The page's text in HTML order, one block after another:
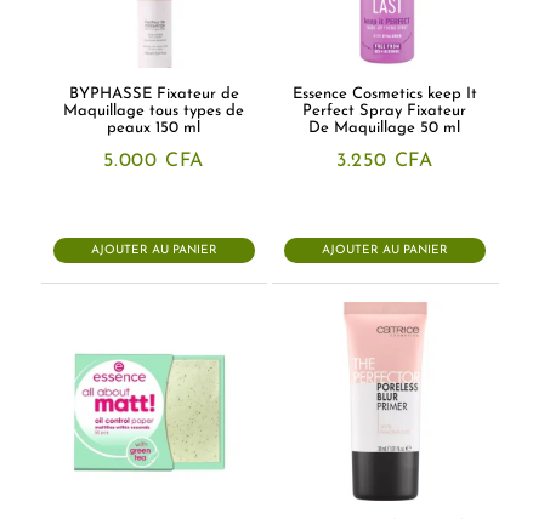
BYPHASSE Fixateur de
Maquillage tous types de
peaux 150 ml
5.000 CFA
AJOUTER AU PANIER
Essence Cosmetics keep It
Perfect Spray Fixateur
De Maquillage 50 ml
3.250 CFA
AJOUTER AU PANIER